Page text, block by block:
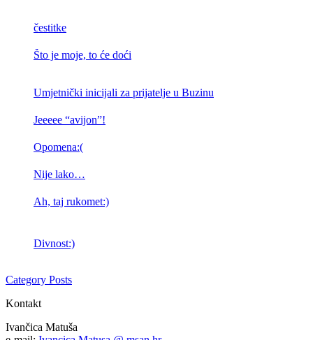
čestitke
Što je moje, to će doći
Umjetnički inicijali za prijatelje u Buzinu
Jeeeee “avijon”!
Opomena:(
Nije lako…
Ah, taj rukomet:)
Divnost:)
Category Posts
Kontakt
Ivančica Matuša